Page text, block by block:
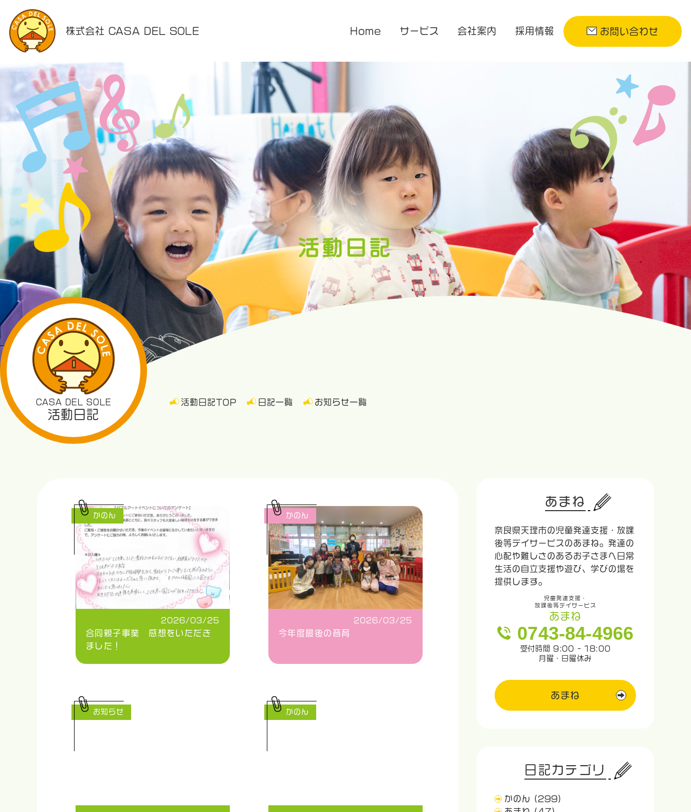
株式会社 CASA DEL SOLE Home サービス
企業主導型保育園
花音保育園
医療的ケア対応型児童発達支援
放課後等デイサービス
あまね
会社案内 採用情報 お問い合わせ
活動日記
CASA DEL SOLE
活動日記
活動日記TOP 日記一覧 お知らせ一覧
2026/03/25
合同親子事業 感想をいただき
ました！
かのん
2026/03/25
今年度最後の音育
かのん
お知らせ かのん
あまね
奈良県天理市の児童発達支援・放課
後等デイサービスのあまね。発達の
心配や難しさのあるお子さまへ日常
生活の自立支援や遊び、学びの場を
提供します。
児童発達支援・
放課後等デイサービス
あまね
0743-84-4966
受付時間 9:00 - 18:00
月曜・日曜休み
あまね
日記カテゴリ
かのん
(299)